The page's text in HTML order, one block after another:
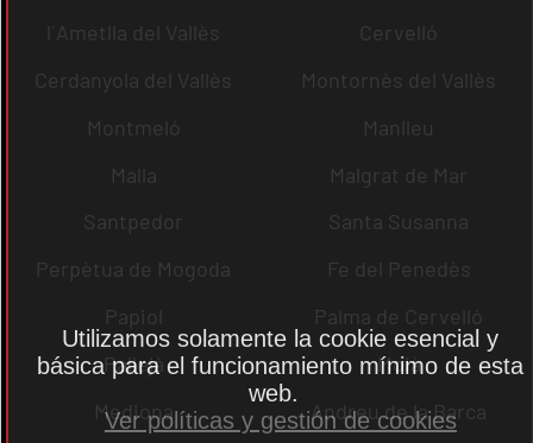
l´Ametlla del Vallès
Cervelló
Cerdanyola del Vallès
Montornès del Vallès
Montmeló
Manlleu
Malla
Malgrat de Mar
Santpedor
Santa Susanna
Perpètua de Mogoda
Fe del Penedès
Papiol
Palma de Cervelló
Pallejà
Moià
Mediona
Andreu de la Barca
Utilizamos solamente la cookie esencial y
básica para el funcionamiento mínimo de esta
web.
Ver políticas y gestión de cookies